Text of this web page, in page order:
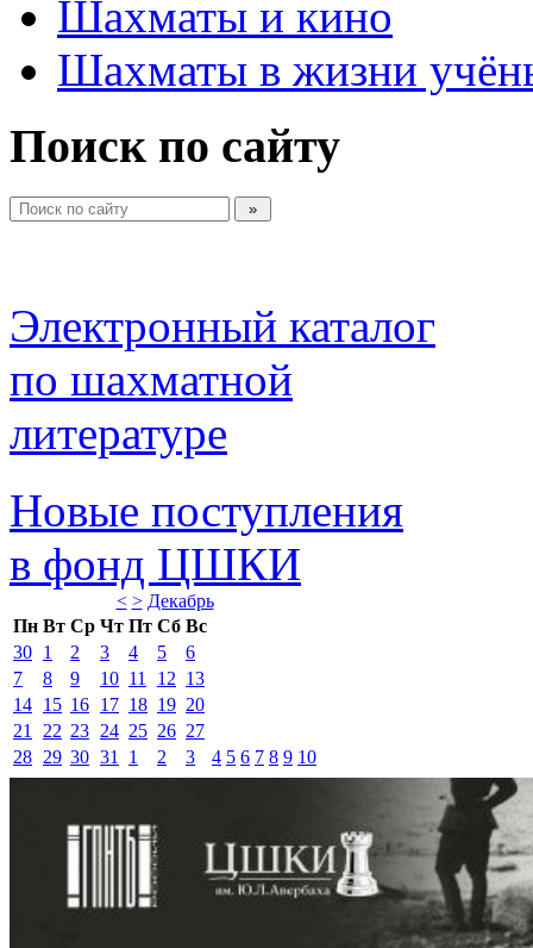
Шахматы и кино
Шахматы в жизни
Поиск по сайту
Электронный каталог
по шахматной
литературе
Новые поступления
в фонд ЦШКИ
< > Декабрь
Пн Вт Ср Чт Пт Сб Вс
30 1 2 3 4 5
6
7
8 9 10 11 12 13
14 15 16 17 18 19 20
21
22 23 24 25 26 27
28 29 30 31 1 2 3 4 5 6 7 8 9 10